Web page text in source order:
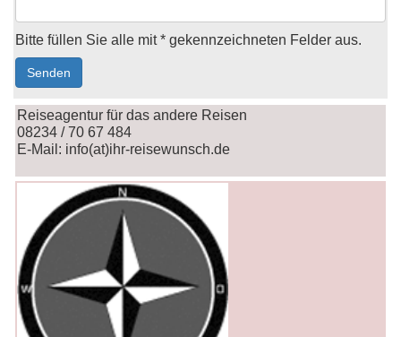
Bitte füllen Sie alle mit * gekennzeichneten Felder aus.
Reiseagentur für das andere Reisen
08234 / 70 67 484
E-Mail: info(at)ihr-reisewunsch.de